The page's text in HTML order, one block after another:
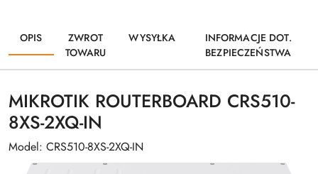
OPIS
ZWROT
TOWARU
WYSYŁKA
INFORMACJE DOT.
BEZPIECZEŃSTWA
MIKROTIK ROUTERBOARD CRS510-
8XS-2XQ-IN
Model: CRS510-8XS-2XQ-IN